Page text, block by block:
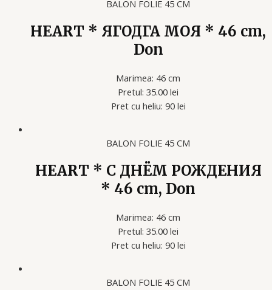
BALON FOLIE 45 CM
HEART * ЯГОДГА МОЯ * 46 cm,
Don
Marimea: 46 cm
Pretul: 35.00 lei
Pret cu heliu: 90 lei
BALON FOLIE 45 CM
HEART * С ДНЁМ РОЖДЕНИЯ
* 46 cm, Don
Marimea: 46 cm
Pretul: 35.00 lei
Pret cu heliu: 90 lei
BALON FOLIE 45 CM